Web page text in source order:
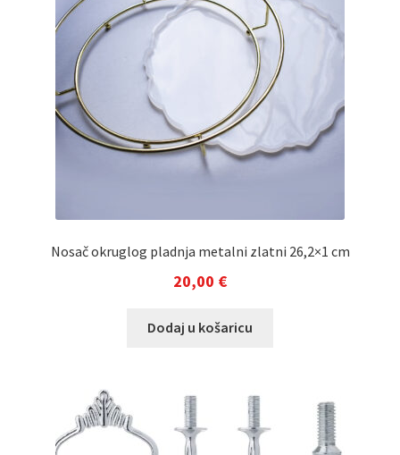
Nosač okruglog pladnja metalni zlatni 26,2×1 cm
20,00 €
Dodaj u košaricu